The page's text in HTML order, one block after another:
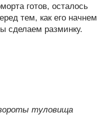
готов, осталось
тем, как его начнем
сделаем разминку.
туловища